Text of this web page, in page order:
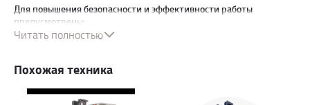
Для повышения безопасности и эффективности работы
предусмотрены:
Электронная система отключения двигателя;
Усиленное верхнее защитное ограждение;
Читать полностью
Похожая техника